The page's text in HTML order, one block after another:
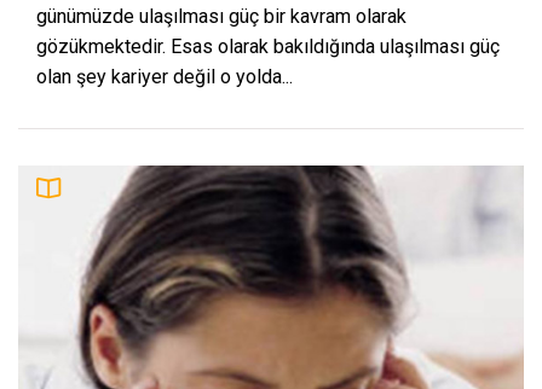
günümüzde ulaşılması güç bir kavram olarak
gözükmektedir. Esas olarak bakıldığında ulaşılması güç
olan şey kariyer değil o yolda...